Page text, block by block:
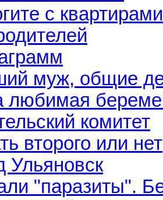
с
муж, общие
любимая
комитет
второго или нет
Ульяновск
"паразиты".